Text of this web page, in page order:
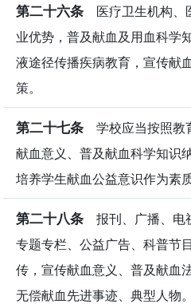
第二十六条 医疗卫生机构、
业优势，普及献血及用血科学
液途径传播疾病教育，宣传献
策。
第二十七条 学校应当按照教
献血意义、普及献血科学知识
培养学生献血公益意识作为素
第二十八条 报刊、广播、电
专题专栏、公益广告、科普节
传，宣传献血意义、普及献血
无偿献血先进事迹、典型人物